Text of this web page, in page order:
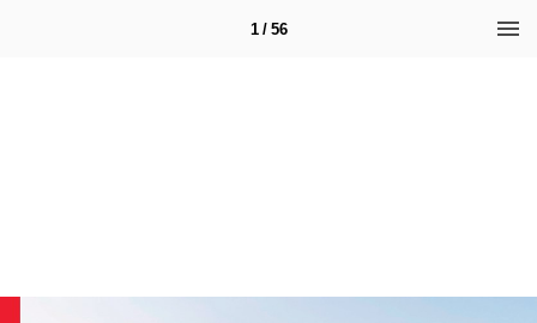
1 / 56